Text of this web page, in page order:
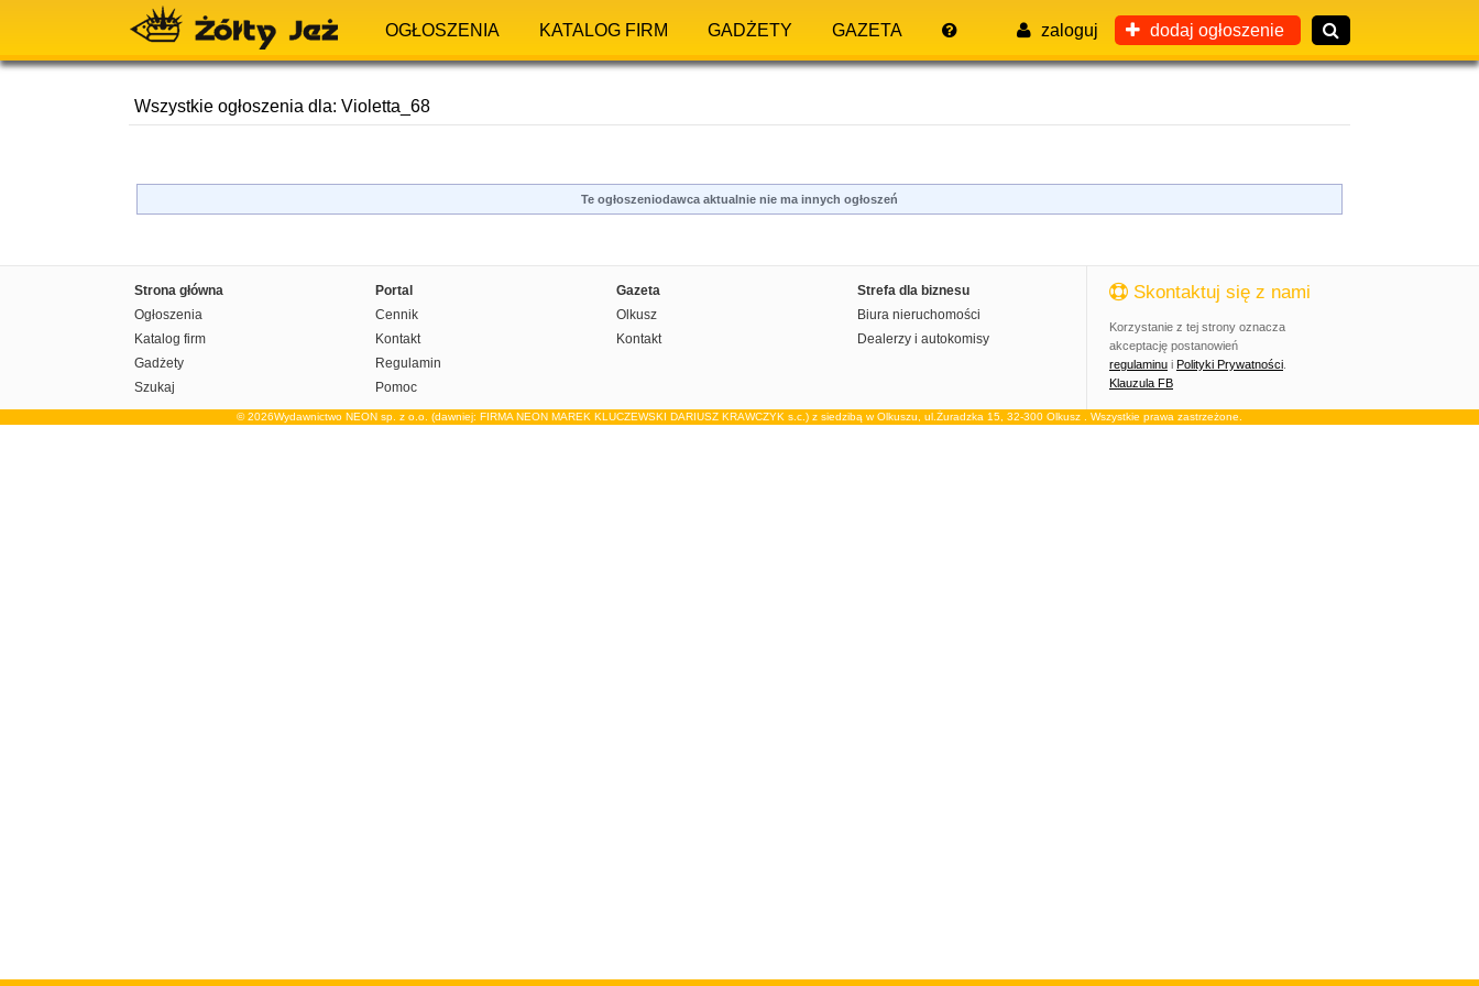
OGŁOSZENIA KATALOG FIRM GADŻETY GAZETA zaloguj dodaj ogłoszenie
Wszystkie ogłoszenia dla: Violetta_68
Te ogłoszeniodawca aktualnie nie ma innych ogłoszeń
Strona główna
Ogłoszenia
Katalog firm
Gadżety
Szukaj
Portal
Cennik
Kontakt
Regulamin
Pomoc
Gazeta
Olkusz
Kontakt
Strefa dla biznesu
Biura nieruchomości
Dealerzy i autokomisy
Skontaktuj się z nami
Korzystanie z tej strony oznacza
akceptację postanowień
regulaminu i Polityki Prywatności.
Klauzula FB
© 2026Wydawnictwo NEON sp. z o.o. (dawniej: FIRMA NEON MAREK KLUCZEWSKI DARIUSZ KRAWCZYK s.c.) z siedzibą w Olkuszu, ul.Żuradzka 15, 32-300 Olkusz . Wszystkie prawa zastrzeżone.